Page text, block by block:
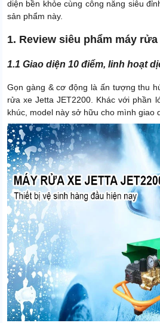
diện bền khỏe cùng công năng siêu
sản phẩm này.
1. Review siêu phẩm máy
1.1 Giao diện 10 điểm, linh hoạt
Gọn gàng & cơ động là ấn tượng thu
rửa xe Jetta JET2200. Khác với phần
khúc, model này sở hữu cho mình giao